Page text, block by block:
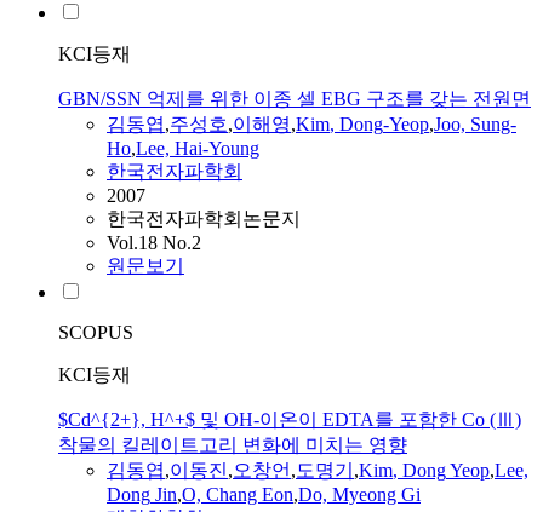
KCI등재
GBN/SSN 억제를 위한 이종 셀 EBG 구조를 갖는 전원면
김동엽,주성호,이해영,Kim, Dong-Yeop,Joo, Sung-
Ho,Lee, Hai-Young
한국전자파학회
2007
한국전자파학회논문지
Vol.18 No.2
원문보기
SCOPUS
KCI등재
$Cd^{2+}, H^+$ 및 OH-이온이 EDTA를 포함한 Co (Ⅲ)
착물의 킬레이트고리 변화에 미치는 영향
김동엽,이동진,오창언,도명기 ,Kim, DongYeop,Lee,
Dong Jin,O, Chang Eon,Do, Myeong Gi